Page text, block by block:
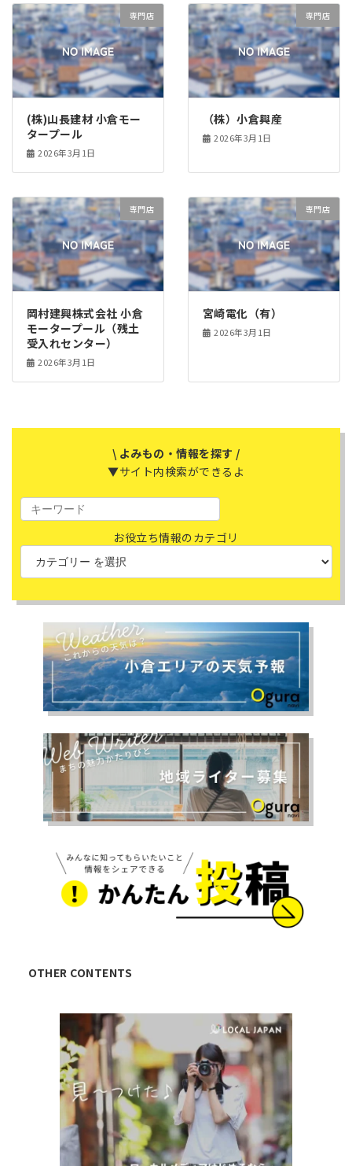
専門店
(株)山長建材 小倉モー
タープール
2026年3月1日
専門店
（株）小倉興産
2026年3月1日
専門店
岡村建興株式会社 小倉
モータープール（残土
受入れセンター）
2026年3月1日
専門店
宮崎電化（有）
2026年3月1日
\ よみもの・情報を探す /
▼サイト内検索ができるよ
お役立ち情報のカテゴリ
OTHER CONTENTS